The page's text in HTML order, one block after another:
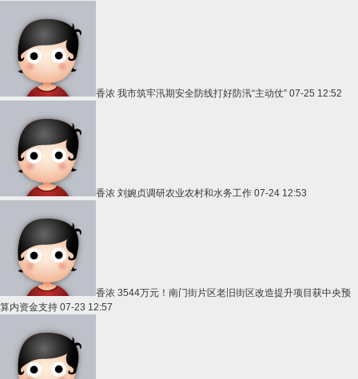
香浓 我市筑牢汛期安全防线打好防汛“主动仗” 07-25 12:52
香浓 刘婉贞调研农业农村和水务工作 07-24 12:53
香浓 3544万元！南门街片区老旧街区改造提升项目获中央预
算内资金支持 07-23 12:57